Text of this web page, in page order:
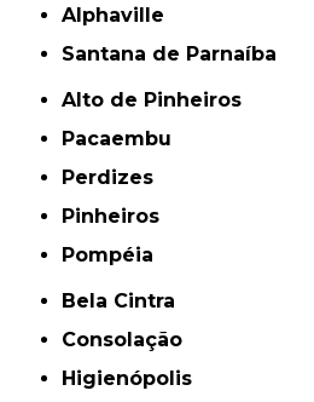
Alphaville
Santana de Parnaíba
Alto de Pinheiros
Pacaembu
Perdizes
Pinheiros
Pompéia
Bela Cintra
Consolação
Higienópolis